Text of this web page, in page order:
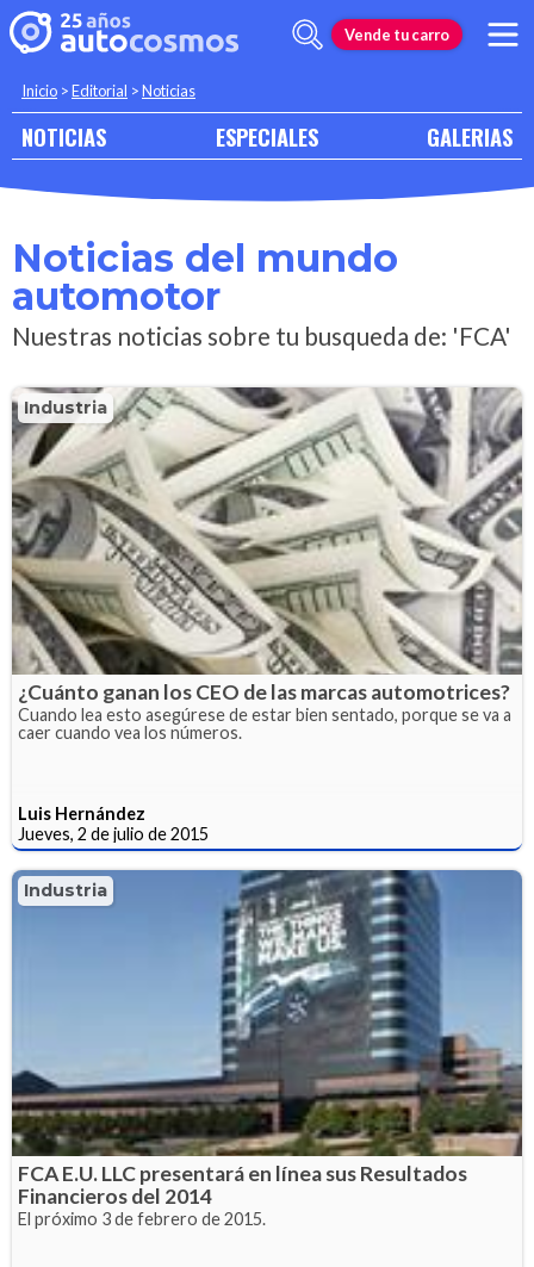
Vende tu carro
Inicio >Editorial >Noticias
NOTICIAS ESPECIALES GALERIAS
Noticias del mundo
automotor
Nuestras noticias sobre tu busqueda de: 'FCA'
Industria
¿Cuánto ganan los CEO de las marcas automotrices?
Cuando lea esto asegúrese de estar bien sentado, porque se va a
caer cuando vea los números.
Luis Hernández
Jueves, 2 de julio de 2015
Industria
FCA E.U. LLC presentará en línea sus Resultados
Financieros del 2014
El próximo 3 de febrero de 2015.